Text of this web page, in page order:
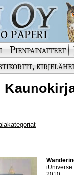
Pienpainatteet
iUniverse